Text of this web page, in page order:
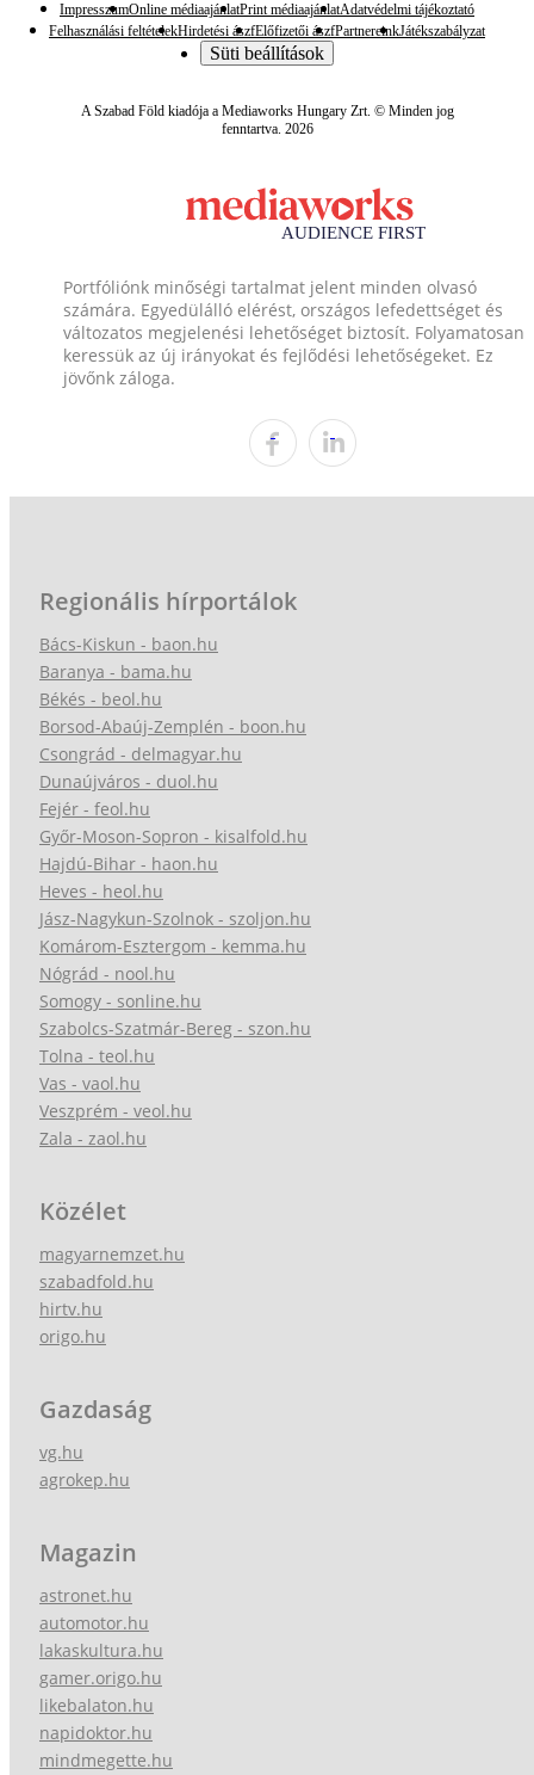
ImpresszumOnline médiaajánlatPrint médiaajánlatAdatvédelmi tájékoztató
Felhasználási feltételekHirdetési ászfElőfizetői ászfPartnereinkJátékszabályzat
Süti beállítások
A Szabad Föld kiadója a Mediaworks Hungary Zrt. © Minden jog
fenntartva. 2026
Portfóliónk minőségi tartalmat jelent minden olvasó
számára. Egyedülálló elérést, országos lefedettséget és
változatos megjelenési lehetőséget biztosít. Folyamatosan
keressük az új irányokat és fejlődési lehetőségeket. Ez
jövőnk záloga.
Regionális hírportálok
Bács-Kiskun - baon.hu
Baranya - bama.hu
Békés - beol.hu
Borsod-Abaúj-Zemplén - boon.hu
Csongrád - delmagyar.hu
Dunaújváros - duol.hu
Fejér - feol.hu
Győr-Moson-Sopron - kisalfold.hu
Hajdú-Bihar - haon.hu
Heves - heol.hu
Jász-Nagykun-Szolnok - szoljon.hu
Komárom-Esztergom - kemma.hu
Nógrád - nool.hu
Somogy - sonline.hu
Szabolcs-Szatmár-Bereg - szon.hu
Tolna - teol.hu
Vas - vaol.hu
Veszprém - veol.hu
Zala - zaol.hu
Közélet
magyarnemzet.hu
szabadfold.hu
hirtv.hu
origo.hu
Gazdaság
vg.hu
agrokep.hu
Magazin
astronet.hu
automotor.hu
lakaskultura.hu
gamer.origo.hu
likebalaton.hu
napidoktor.hu
mindmegette.hu